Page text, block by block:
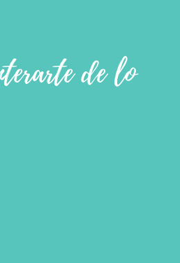
de lo